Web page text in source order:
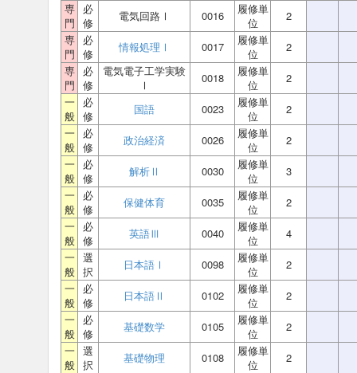
専
門
必
修
電気回路Ⅰ 0016
履修単
位
2
専
門
必
修
情報処理Ⅰ 0017
履修単
位
2
専
門
必
修
電気電子工学実験
Ⅰ
0018
履修単
位
2
一
般
必
修
国語 0023
履修単
位
2
一
般
必
修
政治経済 0026
履修単
位
2
一
般
必
修
解析Ⅱ 0030
履修単
位
3
一
般
必
修
保健体育 0035
履修単
位
2
一
般
必
修
英語Ⅲ 0040
履修単
位
4
一
般
選
択
日本語Ⅰ 0098
履修単
位
2
一
般
必
修
日本語Ⅱ 0102
履修単
位
2
一
般
必
修
基礎数学 0105
履修単
位
2
一
般
選
択
基礎物理 0108
履修単
位
2